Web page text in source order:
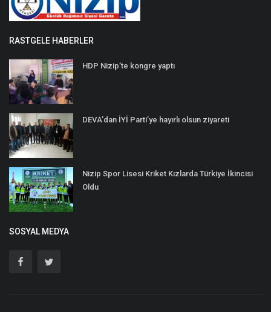
RASTGELE HABERLER
HDP Nizip’te kongre yaptı
DEVA’dan İYİ Parti’ye hayırlı olsun ziyareti
Nizip Spor Lisesi Kriket Kızlarda Türkiye İkincisi
Oldu
SOSYAL MEDYA